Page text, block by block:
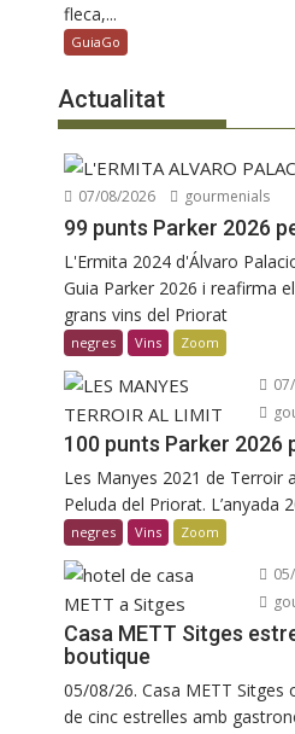
fleca,...
GuiaGo
Actualitat
07/08/2026 gourmenials
99 punts Parker 2026
L'Ermita 2024 d'Álvaro
Guia Parker 2026 i reafirma
grans vins del Priorat
negres Vins Zoom
100 punts Parker 2026
Les Manyes 2021 de Terroir
Peluda del Priorat. L’anyada
negres Vins Zoom
Casa METT Sitges
boutique
05/08/26. Casa METT
de cinc estrelles amb